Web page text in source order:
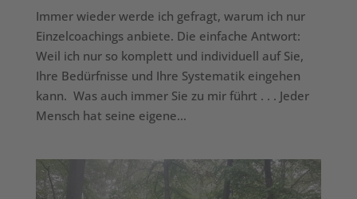
Immer wieder werde ich gefragt, warum ich nur
Einzelcoachings anbiete. Die einfache Antwort:
Weil ich nur so komplett und individuell auf Sie,
Ihre Bedürfnisse und Ihre Systematik eingehen
kann. Was auch immer Sie zu mir führt . . . Jeder
Mensch hat seine eigene...